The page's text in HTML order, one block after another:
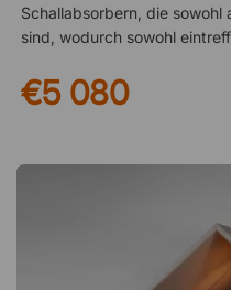
Schallabsorbern, die sowohl
sind, wodurch sowohl
gesamten Raum effektiv zu
großen Räumen und
Dadurch sind Sie nicht vom
The Hut platzieren, sondern
Boden aufstellen.
€5 080